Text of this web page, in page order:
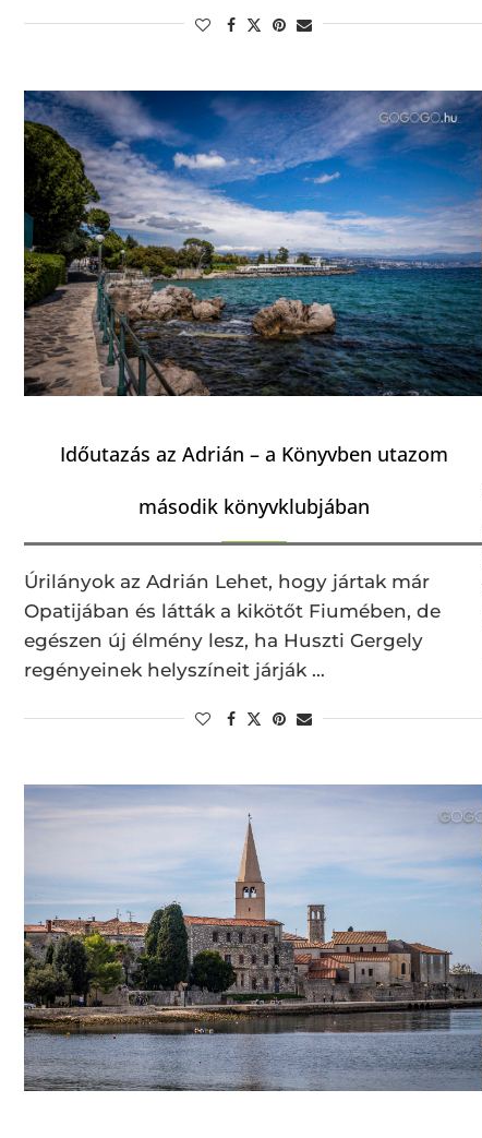
Időutazás az Adrián – a Könyvben utazom
második könyvklubjában
Úrilányok az Adrián Lehet, hogy jártak már
Opatijában és látták a kikötőt Fiumében, de
egészen új élmény lesz, ha Huszti Gergely
regényeinek helyszíneit járják …